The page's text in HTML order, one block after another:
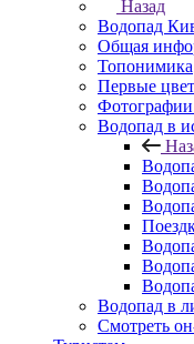
Назад
Водопад
Общая
Топонимика
Первые
Фотографии
Водопад в
Водопад в
Смотреть